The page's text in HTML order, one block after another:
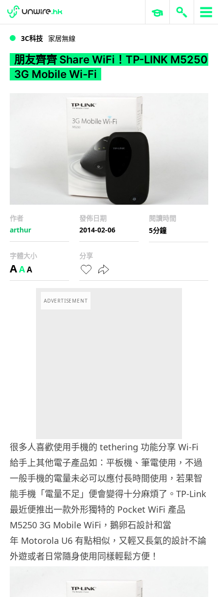
WWDC 2026 ERP 與商業 AI
3C科技 家居無線
朋友齊齊 Share WiFi！TP-LINK M5250
3G Mobile Wi-Fi
作者
arthur
發佈日期
2014-02-06
閱讀時間
5分鐘
字體大小
AAA
分享
ADVERTISEMENT
很多人喜歡使用手機的 tethering 功能分享 Wi-Fi
給手上其他電子產品如：平板機、筆電使用，不過
一般手機的電量未必可以應付長時間使用，若果智
能手機「電量不足」便會變得十分麻煩了。TP-Link
最近便推出一款外形獨特的 Pocket WiFi 產品
M5250 3G Mobile WiFi，鵝卵石設計和當
年 Motorola U6 有點相似，又輕又長氣的設計不論
外遊或者日常隨身使用同樣輕鬆方便！